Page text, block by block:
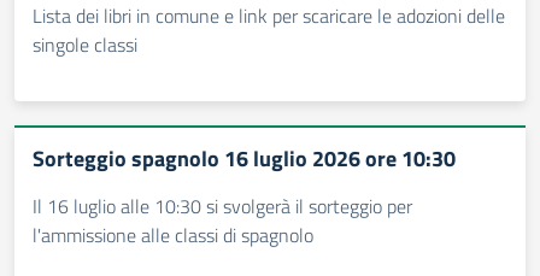
Lista dei libri in comune e link per scaricare le adozioni delle
singole classi
Sorteggio spagnolo 16 luglio 2026 ore 10:30
Il 16 luglio alle 10:30 si svolgerà il sorteggio per
l'ammissione alle classi di spagnolo